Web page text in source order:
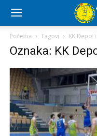
Početna Tagovi KK
Oznaka: KK